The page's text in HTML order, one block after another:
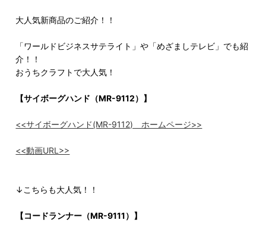
大人気新商品のご紹介！！
「ワールドビジネスサテライト」や「めざましテレビ」でも紹
介！！
おうちクラフトで大人気！
【サイボーグハンド（MR-9112）】
<<サイボーグハンド(MR-9112) ホームページ>>
<<動画URL>>
↓こちらも大人気！！
【コードランナー（MR-9111）】